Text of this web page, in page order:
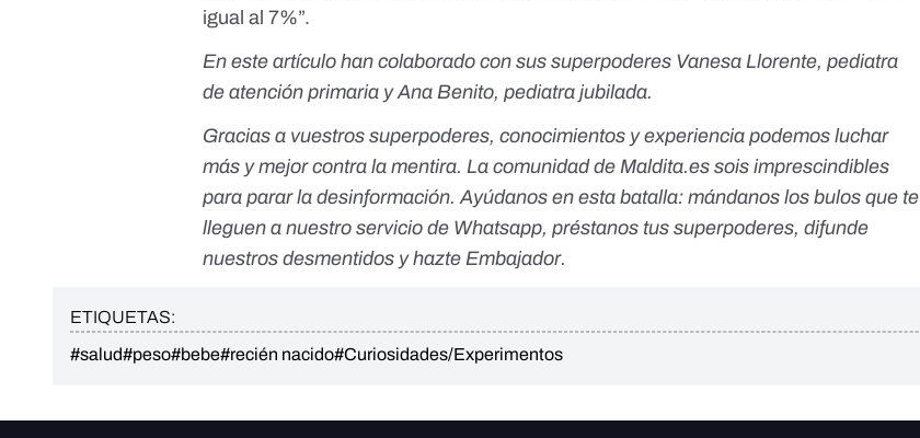
igual al 7%”.
En este artículo han colaborado con sus superpoderes Vanesa Llorente, pediatra
de atención primaria y Ana Benito, pediatra jubilada.
Gracias a vuestros superpoderes, conocimientos y experiencia podemos luchar
más y mejor contra la mentira. La comunidad de Maldita.es sois imprescindibles
para parar la desinformación. Ayúdanos en esta batalla: mándanos los bulos que te
lleguen a nuestro servicio de Whatsapp, préstanos tus superpoderes, difunde
nuestros desmentidos yhazte Embajador.
ETIQUETAS:
#salud#peso#bebe#recién nacido#Curiosidades/Experimentos